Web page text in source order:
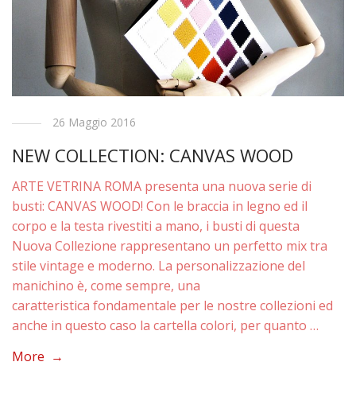
26 Maggio 2016
NEW COLLECTION: CANVAS WOOD
ARTE VETRINA ROMA presenta una nuova serie di
busti: CANVAS WOOD! Con le braccia in legno ed il
corpo e la testa rivestiti a mano, i busti di questa
Nuova Collezione rappresentano un perfetto mix tra
stile vintage e moderno. La personalizzazione del
manichino è, come sempre, una
caratteristica fondamentale per le nostre collezioni ed
anche in questo caso la cartella colori, per quanto …
More →